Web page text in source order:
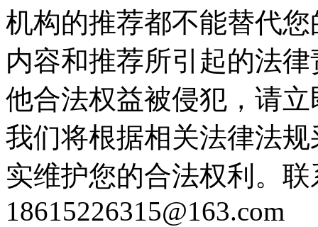
机构的推荐都不能替代
内容和推荐所引起的法
他合法权益被侵犯，请
我们将根据相关法律法
实维护您的合法权利。
18615226315@163.com